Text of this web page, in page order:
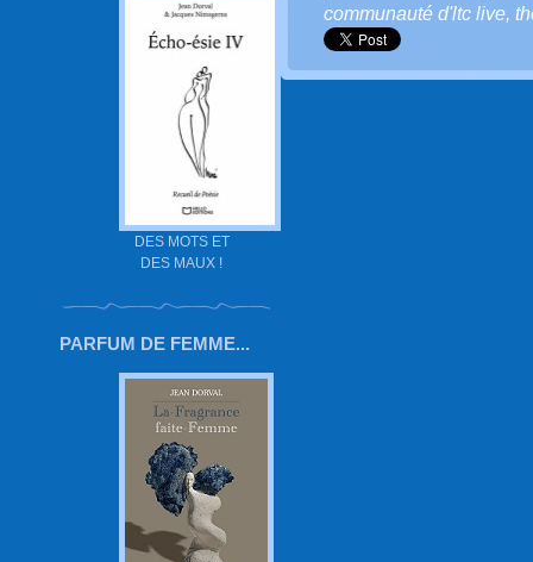
DES MOTS ET
DES MAUX !
PARFUM DE FEMME...
communauté d'ltc live,